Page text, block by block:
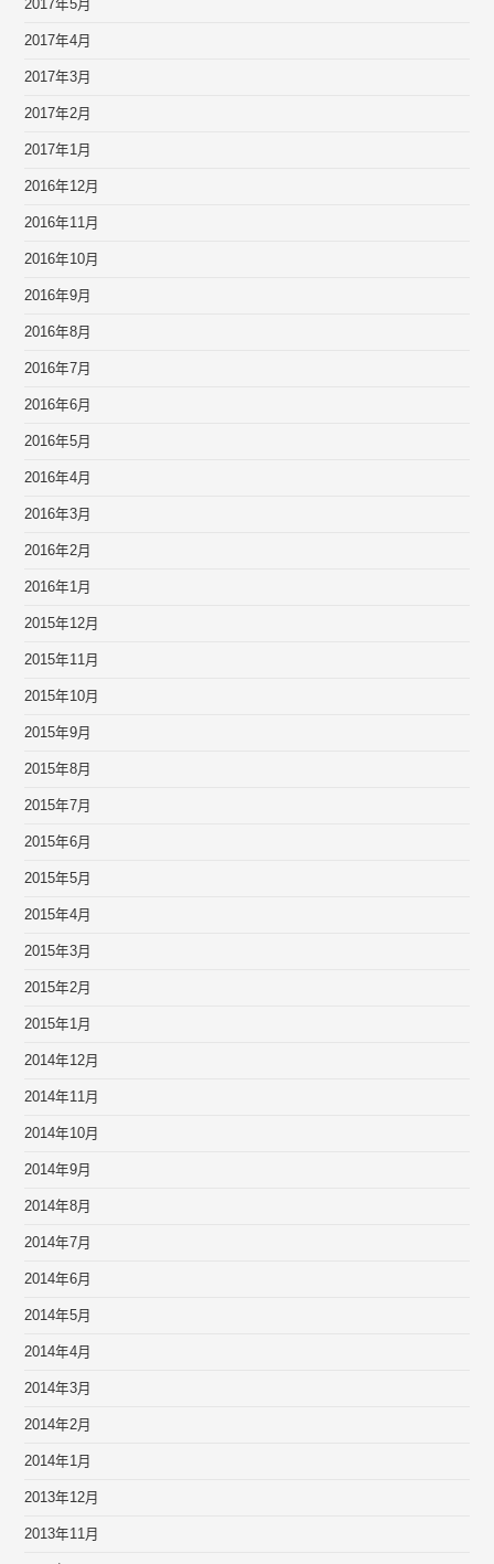
2017年5月
2017年4月
2017年3月
2017年2月
2017年1月
2016年12月
2016年11月
2016年10月
2016年9月
2016年8月
2016年7月
2016年6月
2016年5月
2016年4月
2016年3月
2016年2月
2016年1月
2015年12月
2015年11月
2015年10月
2015年9月
2015年8月
2015年7月
2015年6月
2015年5月
2015年4月
2015年3月
2015年2月
2015年1月
2014年12月
2014年11月
2014年10月
2014年9月
2014年8月
2014年7月
2014年6月
2014年5月
2014年4月
2014年3月
2014年2月
2014年1月
2013年12月
2013年11月